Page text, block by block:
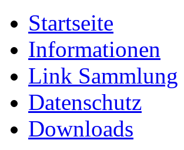
Startseite
Informationen
Link Sammlung
Datenschutz
Downloads